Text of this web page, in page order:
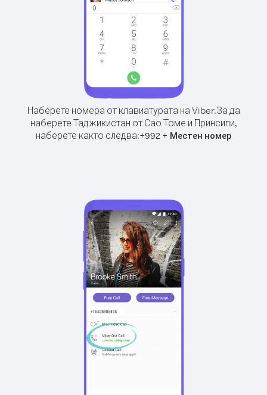
Наберете номера от клавиатурата на Viber.За да
наберете Таджикистан от Сао Томе и Принсипи,
наберете както следва:+992+ Местен номер